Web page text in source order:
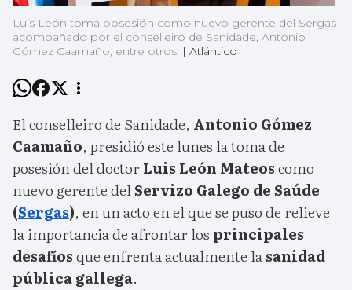
Luis León toma posesión como nuevo gerente del Sergas
acompañado por el conselleiro de Sanidade, Antonio
Gómez Caamaño, entre otros. | Atlántico
El conselleiro de Sanidade, Antonio Gómez
Caamaño, presidió este lunes la toma de
posesión del doctorLuis León Mateoscomo
nuevo gerente delServizo Galego de Saúde
(Sergas), en un acto en el que se puso de relieve
la importancia de afrontar los principales
desafíosque enfrenta actualmente lasanidad
pública gallega.